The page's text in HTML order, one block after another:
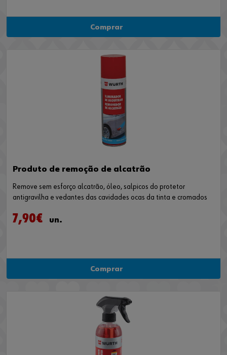
Comprar
Produto de remoção de alcatrão
Remove sem esforço alcatrão, óleo, salpicos do protetor
antigravilha e vedantes das cavidades ocas da tinta e cromados
7,90€ un.
Comprar